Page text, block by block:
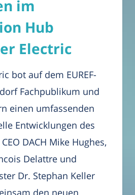
im
Hub
Electric
bot auf dem EUREF-
Fachpublikum und
einen umfassenden
Entwicklungen des
DACH Mike Hughes,
Delattre und
Dr. Stephan Keller
den neuen